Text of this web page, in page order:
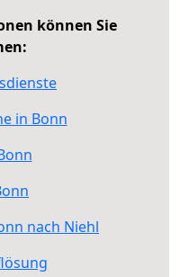
können Sie
in Bonn
nach Niehl